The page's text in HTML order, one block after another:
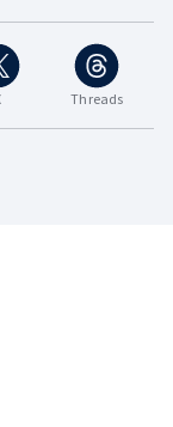
Threads